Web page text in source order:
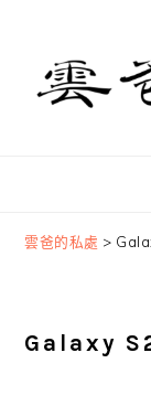
primary
navigation
content
primary
sidebar
雲爸的私處 >
Galaxy